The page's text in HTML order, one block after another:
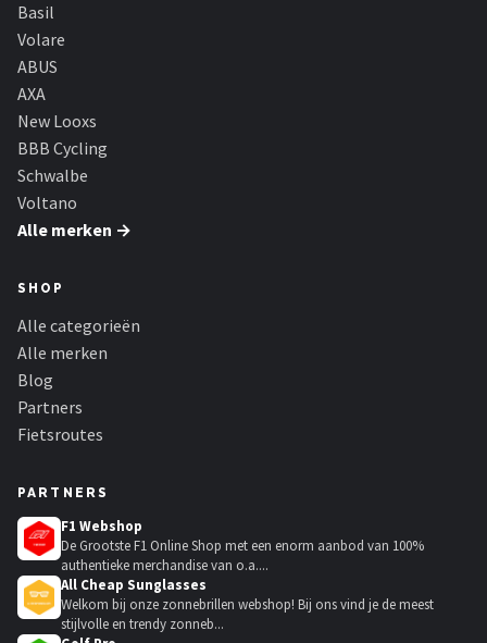
Basil
Volare
ABUS
AXA
New Looxs
BBB Cycling
Schwalbe
Voltano
Alle merken →
SHOP
Alle categorieën
Alle merken
Blog
Partners
Fietsroutes
PARTNERS
F1 Webshop
De Grootste F1 Online Shop met een enorm aanbod van 100%
authentieke merchandise van o.a....
All Cheap Sunglasses
Welkom bij onze zonnebrillen webshop! Bij ons vind je de meest
stijlvolle en trendy zonneb...